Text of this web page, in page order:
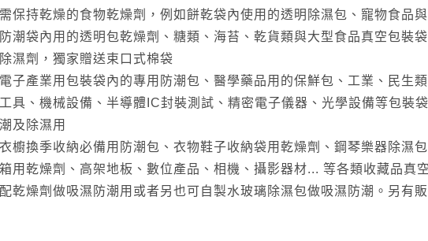
需保持乾燥的食物乾燥劑，例如餅乾袋內使用的透明除濕包、寵物食品
防潮袋內用的透明包乾燥劑、糖類、海苔、乾貨類與大型食品真空包裝
除濕劑，獨家贈送束口式棉袋
電子產業用包裝袋內的專用防潮包、醫學藥品用的保鮮包、工業、民生
工具、機械設備、半導體IC封裝測試、精密電子儀器、光學設備等包裝
潮及除濕用
衣櫥換季收納必備用防潮包、衣物鞋子收納袋用乾燥劑、鋼琴樂器除濕
箱用乾燥劑、高架地板、數位產品、相機、攝影器材... 等各類收藏品真
配乾燥劑做吸濕防潮用或者另也可自製水玻璃除濕包做吸濕防潮。另有